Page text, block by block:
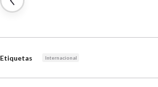
Etiquetas Internacional